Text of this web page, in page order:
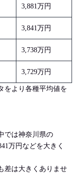
3,881万円
3,841万円
3,738万円
3,729万円
をより各種平均値を
では神奈川県の
万円などを大きく
差は大きくありませ